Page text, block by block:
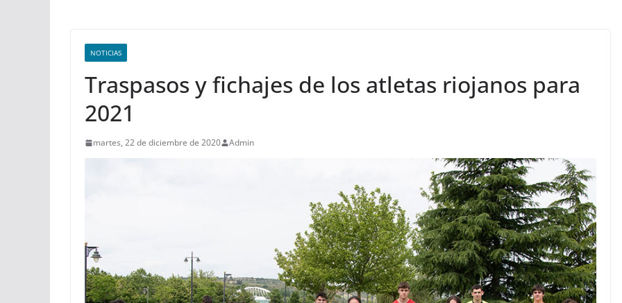
NOTICIAS
Traspasos y fichajes de los atletas riojanos para
2021
martes, 22 de diciembre de 2020 Admin